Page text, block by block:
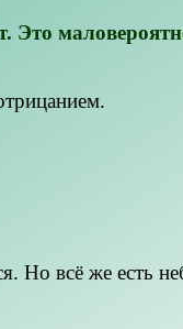
Но всё же есть